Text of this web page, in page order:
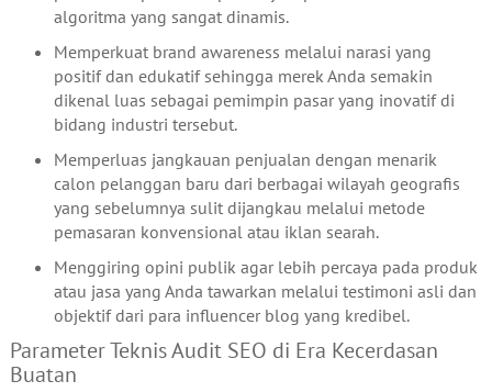
algoritma yang sangat dinamis.
Memperkuat brand awareness melalui narasi yang
positif dan edukatif sehingga merek Anda semakin
dikenal luas sebagai pemimpin pasar yang inovatif di
bidang industri tersebut.
Memperluas jangkauan penjualan dengan menarik
calon pelanggan baru dari berbagai wilayah geografis
yang sebelumnya sulit dijangkau melalui metode
pemasaran konvensional atau iklan searah.
Menggiring opini publik agar lebih percaya pada produk
atau jasa yang Anda tawarkan melalui testimoni asli dan
objektif dari para influencer blog yang kredibel.
Parameter Teknis Audit SEO di Era Kecerdasan
Buatan